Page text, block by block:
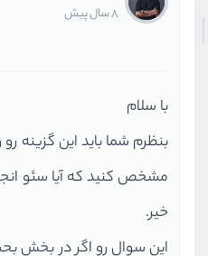
8 سال پیش
با سلام
بنظرم شما باید این گزینه
مشخص کنید که آیا سئو
خیر.
این سوال رو اگر در بخش